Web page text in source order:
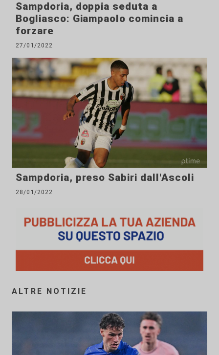
Sampdoria, doppia seduta a
Bogliasco: Giampaolo comincia a
forzare
27/01/2022
Sampdoria, preso Sabiri dall'Ascoli
28/01/2022
ALTRE NOTIZIE